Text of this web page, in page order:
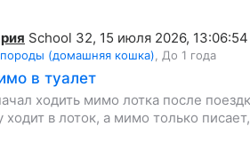
School 32, 15 июля 2026, 13:06:54
(домашняя кошка) До 1 года
в туалет
ходить мимо лотка после
в лоток, а мимо только